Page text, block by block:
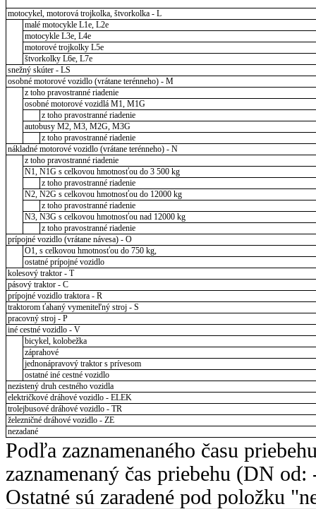
motocykel, motorová trojkolka, štvorkolka - L
malé motocykle L1e, L2e
motocykle L3e, L4e
motorové trojkolky L5e
štvorkolky L6e, L7e
snežný skúter - LS
osobné motorové vozidlo (vrátane terénneho) - M
z toho pravostranné riadenie
osobné motorové vozidlá M1, M1G
z toho pravostranné riadenie
autobusy M2, M3, M2G, M3G
z toho pravostranné riadenie
nákladné motorové vozidlo (vrátane terénneho) - N
z toho pravostranné riadenie
N1, N1G s celkovou hmotnosťou do 3 500 kg
z toho pravostranné riadenie
N2, N2G s celkovou hmotnosťou do 12000 kg
z toho pravostranné riadenie
N3, N3G s celkovou hmotnosťou nad 12000 kg
z toho pravostranné riadenie
prípojné vozidlo (vrátane návesa) - O
O1, s celkovou hmotnosťou do 750 kg,
ostatné prípojné vozidlo
kolesový traktor - T
pásový traktor - C
prípojné vozidlo traktora - R
traktorom ťahaný vymeniteľný stroj - S
pracovný stroj - P
iné cestné vozidlo - V
bicykel, kolobežka
záprahové
jednonápravový traktor s prívesom
ostatné iné cestné vozidlo
nezistený druh cestného vozidla
električkové dráhové vozidlo - ELEK
trolejbusové dráhové vozidlo - TR
železničné dráhové vozidlo - ZE
nezadané
Podľa zaznamenaného času
zaznamenaný čas priebehu (DN
Ostatné sú zaradené pod položku